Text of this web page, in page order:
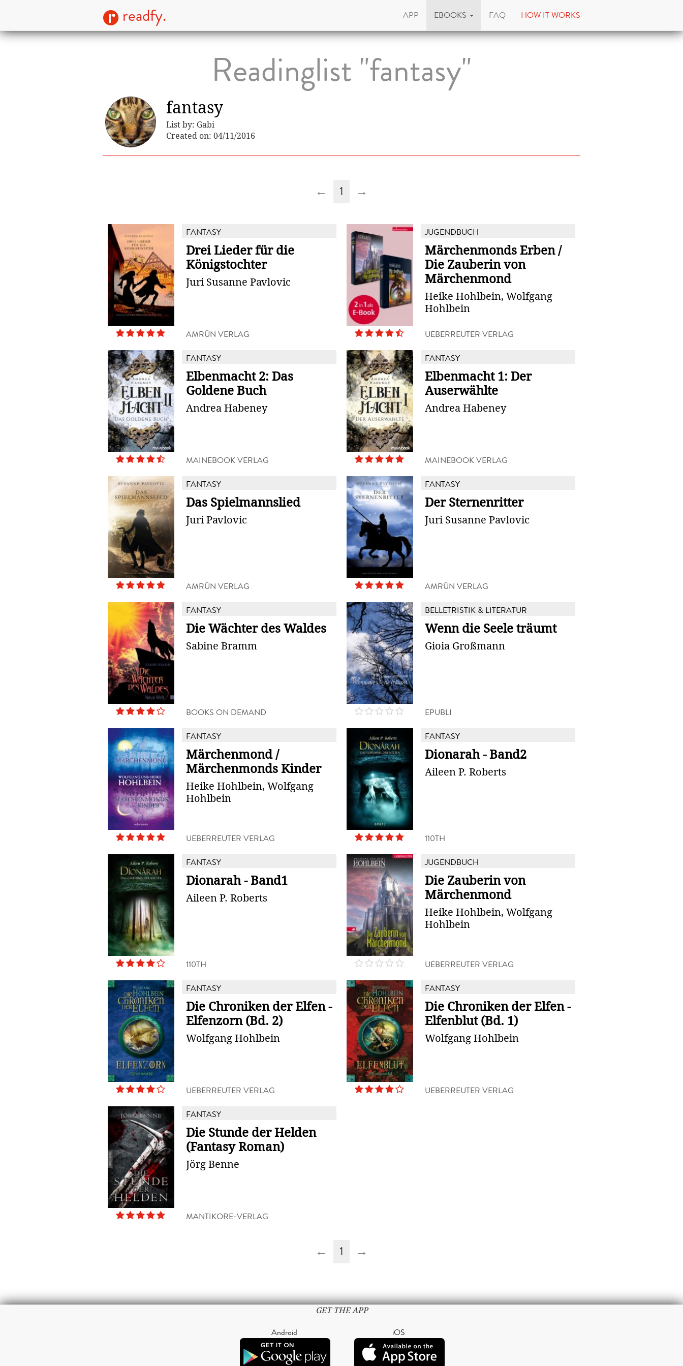
readfy. APP EBOOKS FAQ HOW IT WORKS
Readinglist "fantasy"
fantasy
List by: Gabi
Created on: 04/11/2016
← 1 →
FANTASY
Drei Lieder für die
Königstochter
Juri Susanne Pavlovic
AMRÛN VERLAG
JUGENDBUCH
Märchenmonds Erben /
Die Zauberin von
Märchenmond
Heike Hohlbein, Wolfgang
Hohlbein
UEBERREUTER VERLAG
FANTASY
Elbenmacht 2: Das
Goldene Buch
Andrea Habeney
MAINEBOOK VERLAG
FANTASY
Elbenmacht 1: Der
Auserwählte
Andrea Habeney
MAINEBOOK VERLAG
FANTASY
Das Spielmannslied
Juri Pavlovic
AMRÛN VERLAG
FANTASY
Der Sternenritter
Juri Susanne Pavlovic
AMRÛN VERLAG
FANTASY
Die Wächter des Waldes
Sabine Bramm
BOOKS ON DEMAND
BELLETRISTIK & LITERATUR
Wenn die Seele träumt
Gioia Großmann
EPUBLI
FANTASY
Märchenmond /
Märchenmonds Kinder
Heike Hohlbein, Wolfgang
Hohlbein
UEBERREUTER VERLAG
FANTASY
Dionarah - Band2
Aileen P. Roberts
110TH
FANTASY
Dionarah - Band1
Aileen P. Roberts
110TH
JUGENDBUCH
Die Zauberin von
Märchenmond
Heike Hohlbein, Wolfgang
Hohlbein
UEBERREUTER VERLAG
FANTASY
Die Chroniken der Elfen -
Elfenzorn (Bd. 2)
Wolfgang Hohlbein
UEBERREUTER VERLAG
FANTASY
Die Chroniken der Elfen -
Elfenblut (Bd. 1)
Wolfgang Hohlbein
UEBERREUTER VERLAG
FANTASY
Die Stunde der Helden
(Fantasy Roman)
Jörg Benne
MANTIKORE-VERLAG
← 1 →
GET THE APP
Android iOS